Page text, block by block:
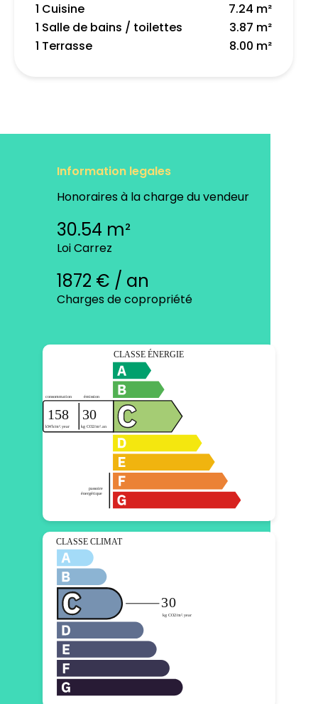
1 Cuisine
7.24 m²
1 Salle de bains / toilettes
3.87 m²
1 Terrasse
8.00 m²
Information legales
Honoraires à la charge du vendeur
30.54 m²
Loi Carrez
1872 € / an
Charges de copropriété